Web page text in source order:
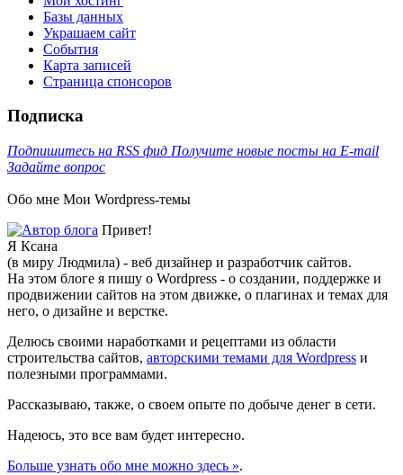
Базы данных
Украшаем сайт
События
Карта записей
Cтраница спонсоров
Подписка
Подпишитесь на RSS фид Получите новые посты на E-mail
Задайте вопрос
Обо мне Мои Wordpress-темы
Привет!
Я Ксана
(в миру Людмила) - веб дизайнер и разработчик сайтов.
На этом блоге я пишу о Wordpress - о создании, поддержке и
продвижении сайтов на этом движке, о плагинах и темах для
него, о дизайне и верстке.
Делюсь своими наработками и рецептами из области
строительства сайтов, авторскими темами для Wordpress и
полезными программами.
Рассказываю, также, о своем опыте по добыче денег в сети.
Надеюсь, это все вам будет интересно.
Больше узнать обо мне можно здесь ».